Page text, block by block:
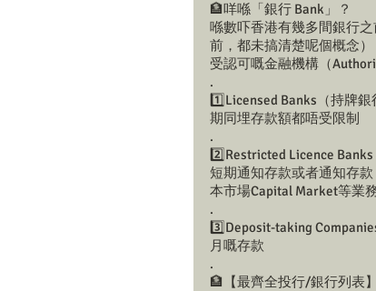
🏦咩喺「銀行 Bank」？
喺數吓香港有幾多間銀行
前，都未搞清楚呢個概念
受認可嘅金融機構（
.
1️⃣Licensed Banks（持牌
期同埋存款額都唔受限制
.
2️⃣Restricted Licence
短期通知存款或者通知存
本市場Capital Market等業
.
3️⃣Deposit-taking
月嘅存款
.
🏦【最齊全投行/銀行列表】